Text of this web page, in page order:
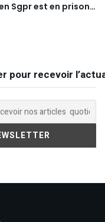
Sgpr est en prison…
pour recevoir